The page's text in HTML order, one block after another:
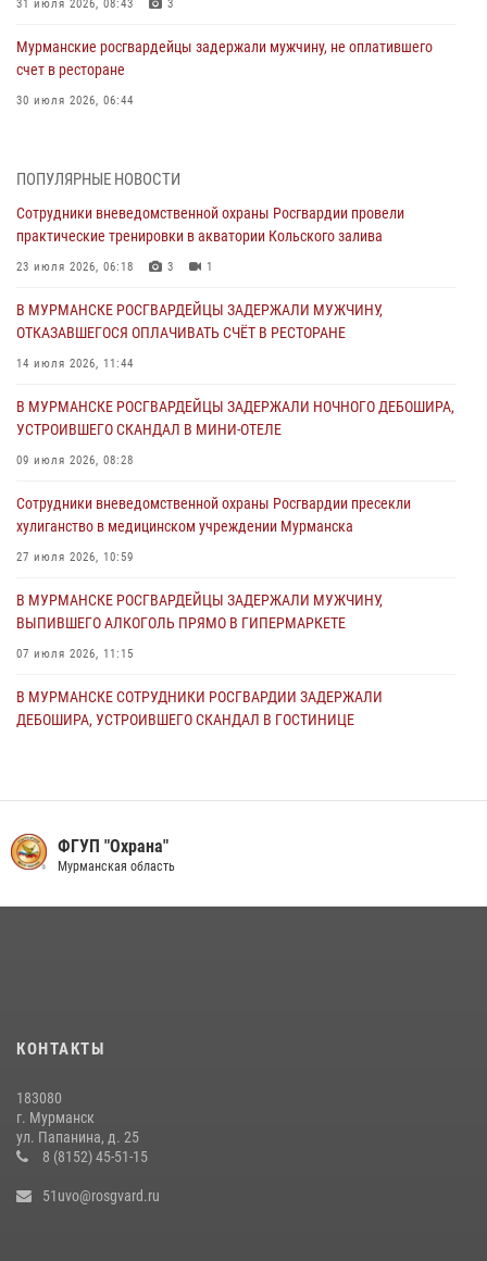
31 июля 2026, 08:43 3
Мурманские росгвардейцы задержали мужчину, не оплатившего
счет в ресторане
30 июля 2026, 06:44
Сотрудники вневедомственной охраны Росгвардии пресекли
хулиганство в медицинском учреждении Мурманска
В МУРМАНСКЕ СОТРУДНИКИ РОСГВАРДИИ ЗАДЕРЖАЛИ
МУРМАНЧАНИНА ЗА ПОПЫТКУ КРАЖИ ВЕЛОАКСЕССУАРОВ ИЗ
24 июля 2026, 09:21
В МУРМАНСКЕ СОТРУДНИКИ РОСГВАРДИИ ЗАДЕРЖАЛИ
23 июля 2026, 08:13
Сотрудники вневедомственной охраны Росгвардии провели
23 июля 2026, 06:18 3 1
ПОПУЛЯРНЫЕ НОВОСТИ
Сотрудники вневедомственной охраны Росгвардии провели
практические тренировки в акватории Кольского залива
23 июля 2026, 06:18 3 1
В МУРМАНСКЕ РОСГВАРДЕЙЦЫ ЗАДЕРЖАЛИ МУЖЧИНУ,
ОТКАЗАВШЕГОСЯ ОПЛАЧИВАТЬ СЧЁТ В РЕСТОРАНЕ
14 июля 2026, 11:44
В МУРМАНСКЕ РОСГВАРДЕЙЦЫ ЗАДЕРЖАЛИ НОЧНОГО ДЕБОШИРА,
УСТРОИВШЕГО СКАНДАЛ В МИНИ-ОТЕЛЕ
09 июля 2026, 08:28
Сотрудники вневедомственной охраны Росгвардии пресекли
хулиганство в медицинском учреждении Мурманска
27 июля 2026, 10:59
В МУРМАНСКЕ РОСГВАРДЕЙЦЫ ЗАДЕРЖАЛИ МУЖЧИНУ,
ВЫПИВШЕГО АЛКОГОЛЬ ПРЯМО В ГИПЕРМАРКЕТЕ
07 июля 2026, 11:15
В МУРМАНСКЕ СОТРУДНИКИ РОСГВАРДИИ ЗАДЕРЖАЛИ
ДЕБОШИРА, УСТРОИВШЕГО СКАНДАЛ В ГОСТИНИЦЕ
13 июля 2026, 11:54
16 июля 2026, 08:37
ТЕРРИТОРИАЛЬНОЙ ИЗБИРАТЕЛЬНОЙ КОМИССИИ ОБСУДИЛИ
АЛГОРИТМЫ ОБЕСПЕЧЕНИЯ БЕЗОПАСНОСТИ В ПЕРИОД ВЫБОРОВ
16 июля 2026, 07:59
ФГУП "Охрана"
Мурманская область
КОНТАКТЫ
183080
г. Мурманск
ул. Папанина, д. 25
8 (8152) 45-51-15
51uvo@rosgvard.ru